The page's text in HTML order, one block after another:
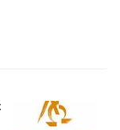
：治疗移植相关血